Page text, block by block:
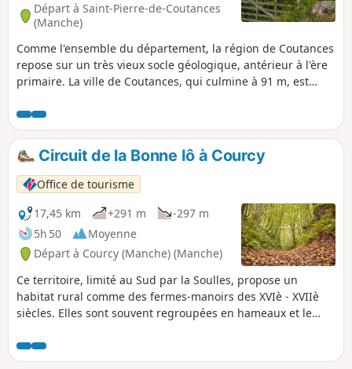
Départ à Saint-Pierre-de-Coutances
(Manche)
Comme l'ensemble du département, la région de Coutances
repose sur un très vieux socle géologique, antérieur à l'ère
primaire. La ville de Coutances, qui culmine à 91 m, est
Bulsard et le Prépont qui offrent un paysage vallonné
couvert par le bocage.
Circuit de la Bonne Iô à Courcy
Office de tourisme
17,45 km
+291 m
-297 m
5h 50
Moyenne
Départ à Courcy (Manche) (Manche)
Ce territoire, limité au Sud par la Soulles, propose un
habitat rural comme des fermes-manoirs des XVIè - XVIIè
siècles. Elles sont souvent regroupées en hameaux et le
la ferme. L'eau (la bonne iô) est présente partout sur le
parcours.